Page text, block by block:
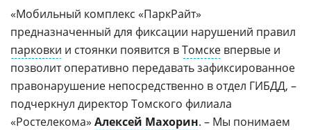
«Мобильный комплекс «ПаркРайт»
предназначенный для фиксации нарушений правил
парковки и стоянки появится вТомске впервые и
позволит оперативно передавать зафиксированное
правонарушение непосредственно в отдел ГИБДД, –
подчеркнул директор Томского филиала
«Ростелекома» Алексей Махорин. – Мы понимаем